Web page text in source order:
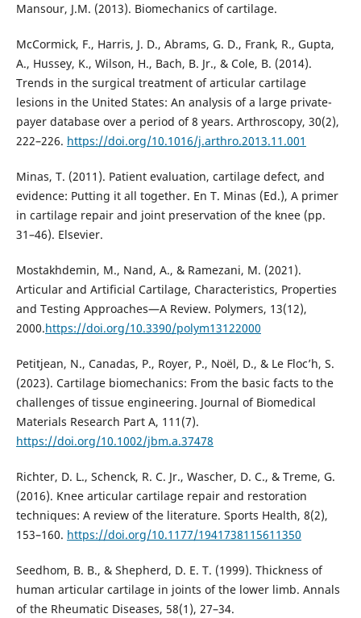
Mansour, J.M. (2013). Biomechanics of cartilage.
McCormick, F., Harris, J. D., Abrams, G. D., Frank, R., Gupta,
A., Hussey, K., Wilson, H., Bach, B. Jr., & Cole, B. (2014).
Trends in the surgical treatment of articular cartilage
lesions in the United States: An analysis of a large private-
payer database over a period of 8 years. Arthroscopy, 30(2),
222–226. https://doi.org/10.1016/j.arthro.2013.11.001
Minas, T. (2011). Patient evaluation, cartilage defect, and
evidence: Putting it all together. En T. Minas (Ed.), A primer
in cartilage repair and joint preservation of the knee (pp.
31–46). Elsevier.
Mostakhdemin, M., Nand, A., & Ramezani, M. (2021).
Articular and Artificial Cartilage, Characteristics, Properties
and Testing Approaches—A Review. Polymers, 13(12),
2000.https://doi.org/10.3390/polym13122000
Petitjean, N., Canadas, P., Royer, P., Noël, D., & Le Floc’h, S.
(2023). Cartilage biomechanics: From the basic facts to the
challenges of tissue engineering. Journal of Biomedical
Materials Research Part A, 111(7).
https://doi.org/10.1002/jbm.a.37478
Richter, D. L., Schenck, R. C. Jr., Wascher, D. C., & Treme, G.
(2016). Knee articular cartilage repair and restoration
techniques: A review of the literature. Sports Health, 8(2),
153–160. https://doi.org/10.1177/1941738115611350
Seedhom, B. B., & Shepherd, D. E. T. (1999). Thickness of
human articular cartilage in joints of the lower limb. Annals
of the Rheumatic Diseases, 58(1), 27–34.